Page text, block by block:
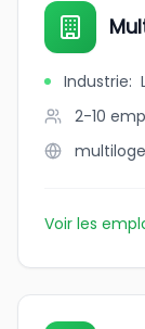
Industrie:
2-10
Voir les